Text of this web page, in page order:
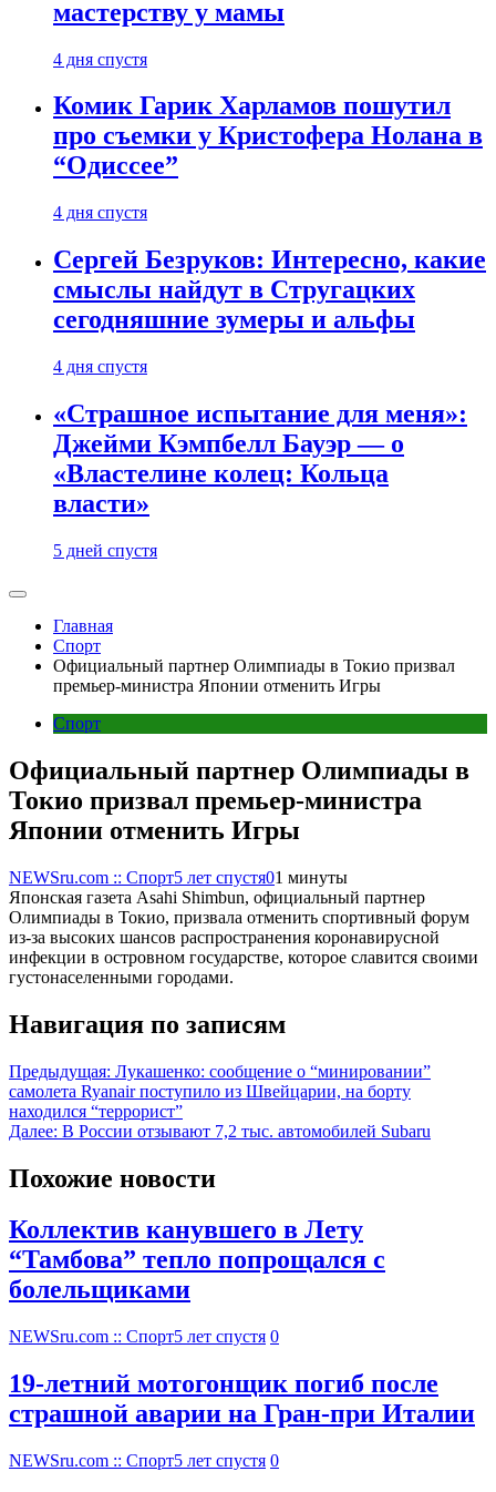
мастерству у мамы
4 дня спустя
Комик Гарик Харламов пошутил
про съемки у Кристофера Нолана в
“Одиссее”
4 дня спустя
Сергей Безруков: Интересно, какие
смыслы найдут в Стругацких
сегодняшние зумеры и альфы
4 дня спустя
«Страшное испытание для меня»:
Джейми Кэмпбелл Бауэр — о
«Властелине колец: Кольца
власти»
5 дней спустя
Главная
Спорт
Официальный партнер Олимпиады в Токио призвал
премьер-министра Японии отменить Игры
Спорт
Официальный партнер Олимпиады в
Токио призвал премьер-министра
Японии отменить Игры
NEWSru.com :: Спорт5 лет спустя01 минуты
Японская газета Asahi Shimbun, официальный партнер
Олимпиады в Токио, призвала отменить спортивный форум
из-за высоких шансов распространения коронавирусной
инфекции в островном государстве, которое славится своими
густонаселенными городами.
Навигация по записям
Предыдущая: Лукашенко: сообщение о “минировании”
самолета Ryanair поступило из Швейцарии, на борту
находился “террорист”
Далее: В России отзывают 7,2 тыс. автомобилей Subaru
Похожие новости
Коллектив канувшего в Лету
“Тамбова” тепло попрощался с
болельщиками
NEWSru.com :: Спорт5 лет спустя 0
19-летний мотогонщик погиб после
страшной аварии на Гран-при Италии
NEWSru.com :: Спорт5 лет спустя 0